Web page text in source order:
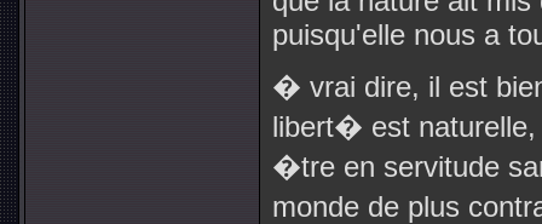
puisqu'elle nous a
� vrai dire, il est
libert� est naturelle,
�tre en servitude
monde de plus